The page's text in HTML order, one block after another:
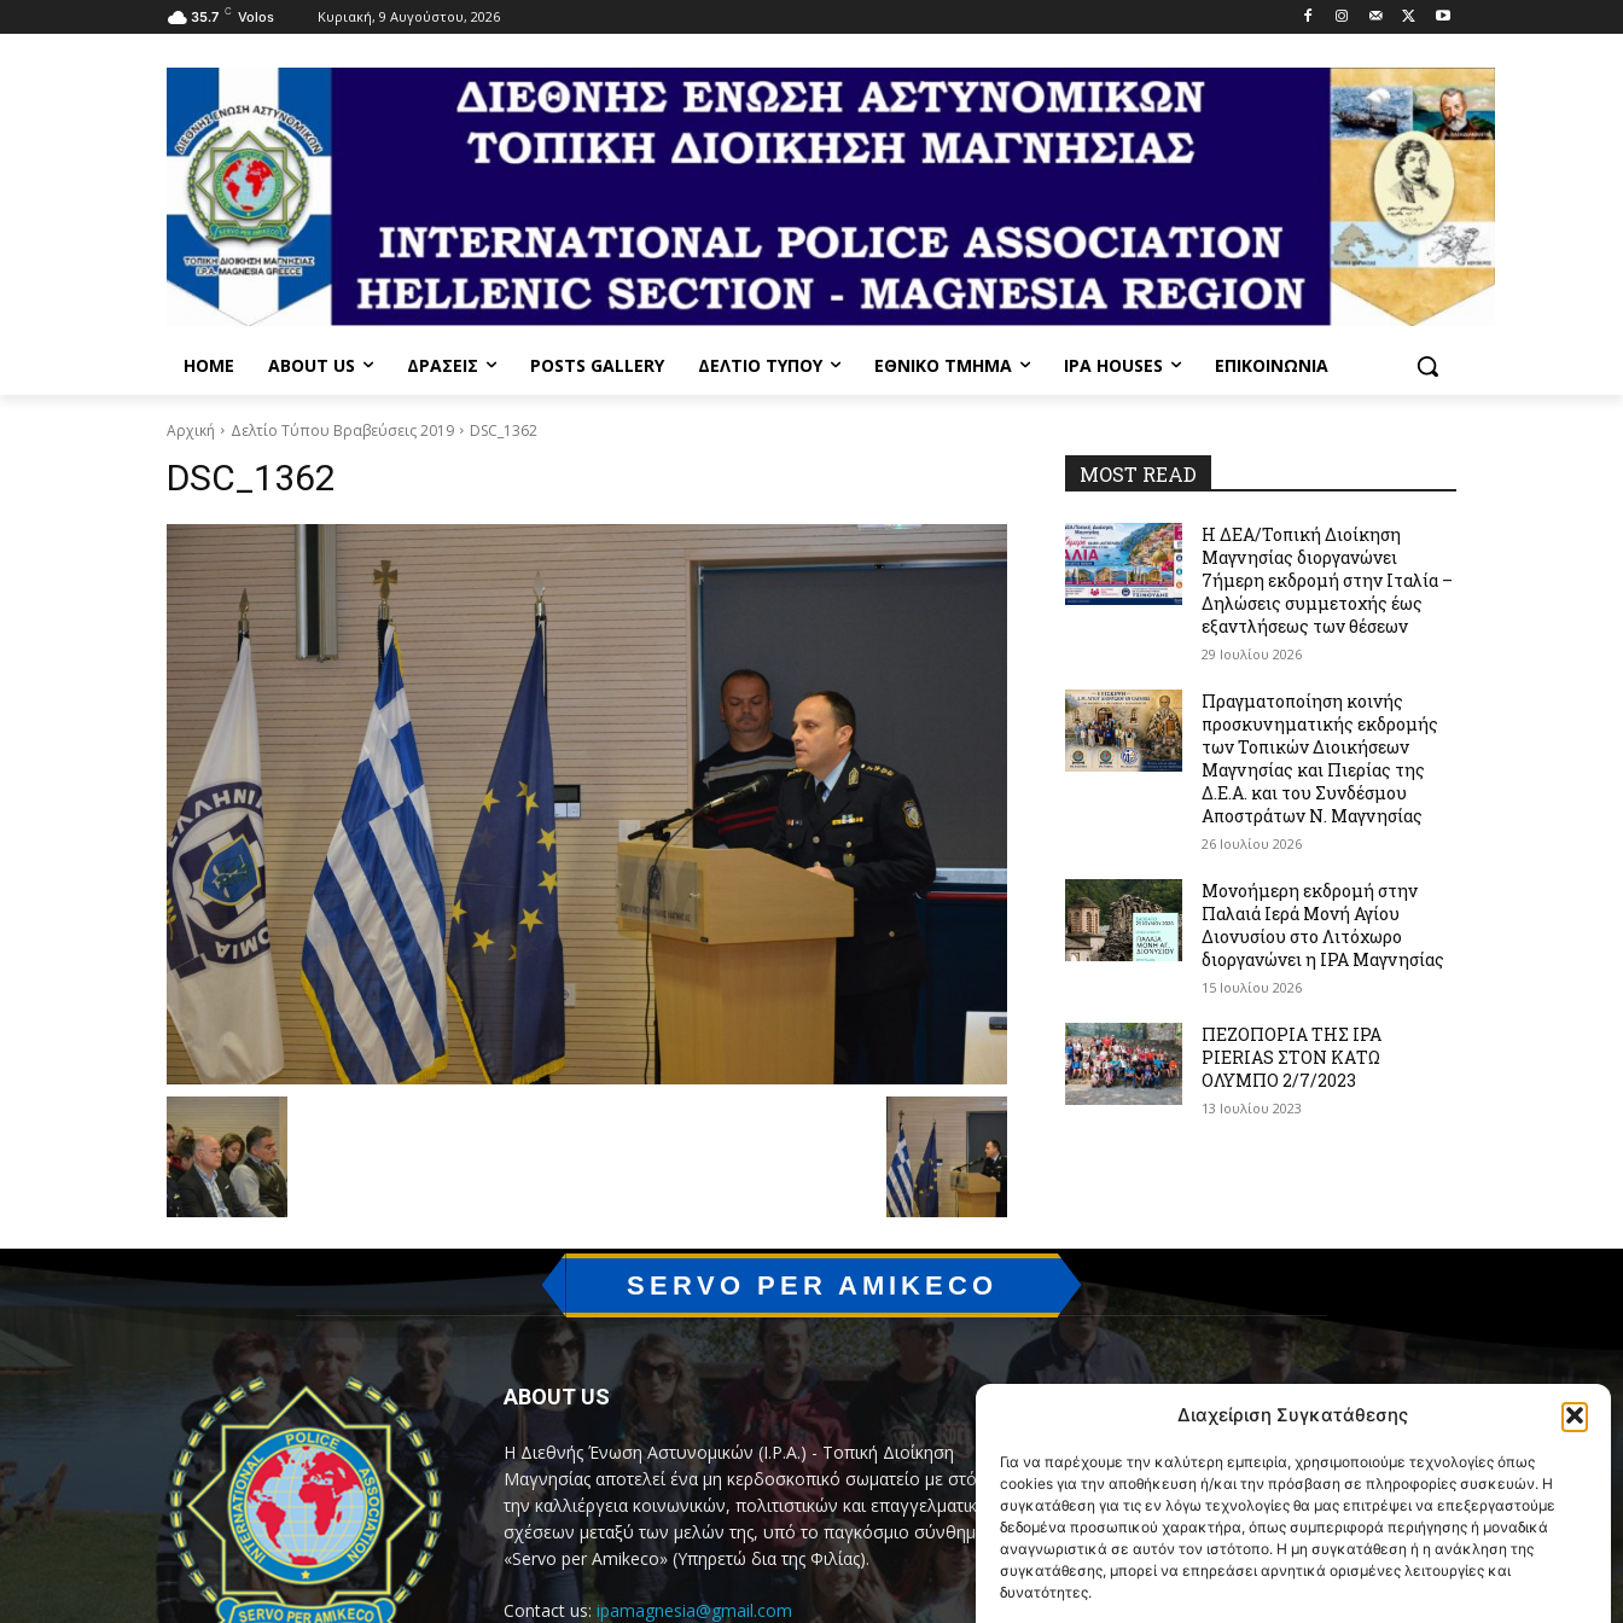
Διαχείριση Συγκατάθεσης
Για να παρέχουμε την καλύτερη εμπειρία, χρησιμοποιούμε τεχνολογίες όπως
cookies για την αποθήκευση ή/και την πρόσβαση σε πληροφορίες συσκευών. Η
συγκατάθεση για τις εν λόγω τεχνολογίες θα μας επιτρέψει να επεξεργαστούμε
δεδομένα προσωπικού χαρακτήρα, όπως συμπεριφορά περιήγησης ή μοναδικά
αναγνωριστικά σε αυτόν τον ιστότοπο. Η μη συγκατάθεση ή η ανάκληση της
συγκατάθεσης, μπορεί να επηρεάσει αρνητικά ορισμένες λειτουργίες και
δυνατότητες.
35.7 C Volos Κυριακή, 9 Αυγούστου, 2026
HOME ABOUT US ΔΡΆΣΕΙΣ POSTS GALLERY ΔΕΛΤΙΟ ΤΥΠΟΥ ΕΘΝΙΚΌ ΤΜΉΜΑ IPA HOUSES ΕΠΙΚΟΙΝΩΝΊΑ
Αρχική Δελτίο Τύπου Βραβεύσεις 2019 DSC_1362
DSC_1362 MOST READ
Η ΔΕΑ/Τοπική Διοίκηση
Μαγνησίας διοργανώνει
7ήμερη εκδρομή στην Ιταλία –
Δηλώσεις συμμετοχής έως
εξαντλήσεως των θέσεων
29 Ιουλίου 2026
Πραγματοποίηση κοινής
προσκυνηματικής εκδρομής
των Τοπικών Διοικήσεων
Μαγνησίας και Πιερίας της
Δ.Ε.Α. και του Συνδέσμου
Αποστράτων Ν. Μαγνησίας
26 Ιουλίου 2026
Μονοήμερη εκδρομή στην
Παλαιά Ιερά Μονή Αγίου
Διονυσίου στο Λιτόχωρο
διοργανώνει η IPA Μαγνησίας
15 Ιουλίου 2026
ΠΕΖΟΠΟΡΙΑ ΤΗΣ IPA
PIERIAS ΣΤΟΝ ΚΑΤΩ
ΟΛΥΜΠΟ 2/7/2023
13 Ιουλίου 2023
SERVO PER AMIKECO
ABOUT US
Η Διεθνής Ένωση Αστυνομικών (I.P.A.) - Τοπική Διοίκηση
Μαγνησίας αποτελεί ένα μη κερδοσκοπικό σωματείο με στόχο
την καλλιέργεια κοινωνικών, πολιτιστικών και επαγγελματικών
σχέσεων μεταξύ των μελών της, υπό το παγκόσμιο σύνθημα
«Servo per Amikeco» (Υπηρετώ δια της Φιλίας).
Contact us: ipamagnesia@gmail.com